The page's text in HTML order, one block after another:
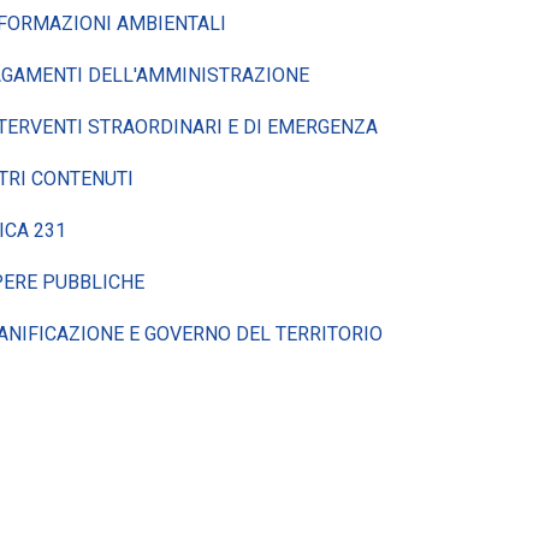
AMBIENTALI
DELL'AMMINISTRAZIONE
STRAORDINARI E DI EMERGENZA
CONTENUTI
231
PUBBLICHE
E GOVERNO DEL TERRITORIO